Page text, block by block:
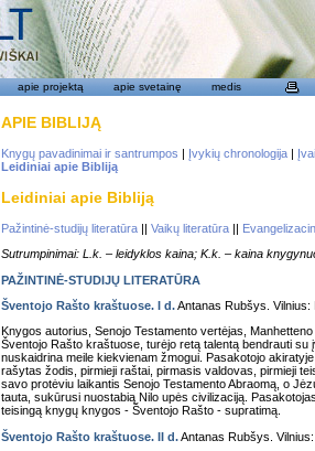
apie projektą apie svetainę medis
APIE BIBLIJĄ
Knygų pavadinimai ir santrumpos | Įvykių chronologija |
Leidiniai apie Bibliją
Leidiniai apie Bibliją
Pažintinė-studijų literatūra || Vaikų literatūra ||
Sutrumpinimai: L.k. – leidyklos kaina; K.k. – kaina
PAŽINTINĖ-STUDIJŲ LITERATŪRA
Šventojo Rašto kraštuose. I d.Antanas Rubšys. Vilnius:
Knygos autorius, Senojo Testamento vertėjas,
Šventojo Rašto kraštuose, turėjo retą talentą bendrauti
nuskaidrina meile kiekvienam žmogui. Pasakotojo
rašytas žodis, pirmieji raštai, pirmasis valdovas, pirmieji
savo protėviu laikantis Senojo Testamento Abraomą, o
tauta, sukūrusi nuostabią Nilo upės civilizaciją.
teisingą knygų knygos - Šventojo Rašto - supratimą.
Šventojo Rašto kraštuose. II d.Antanas Rubšys.